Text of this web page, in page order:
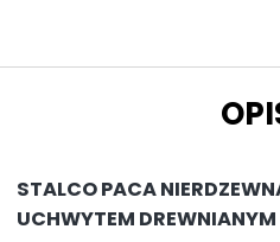
STALCO PACA
UCHWYTEM